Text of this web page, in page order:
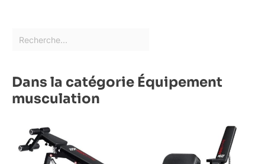
Dans la catégorie Équipement
musculation